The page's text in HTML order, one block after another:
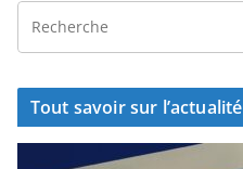
Tout savoir sur l’actualité